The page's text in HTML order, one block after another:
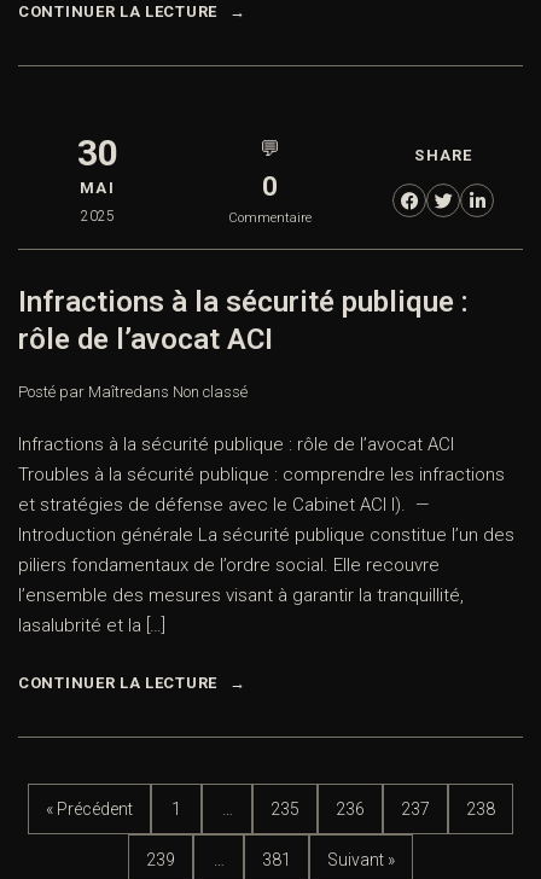
CONTINUER LA LECTURE
30
MAI
2025
💬
0
Commentaire
SHARE
Infractions à la sécurité publique :
rôle de l’avocat ACI
Posté par Maîtredans Non classé
Infractions à la sécurité publique : rôle de l’avocat ACI
Troubles à la sécurité publique : comprendre les infractions
et stratégies de défense avec le Cabinet ACI I). —
Introduction générale La sécurité publique constitue l’un des
piliers fondamentaux de l’ordre social. Elle recouvre
l’ensemble des mesures visant à garantir la tranquillité,
lasalubrité et la […]
CONTINUER LA LECTURE
« Précédent 1 235 236 237 238
239 381 Suivant »